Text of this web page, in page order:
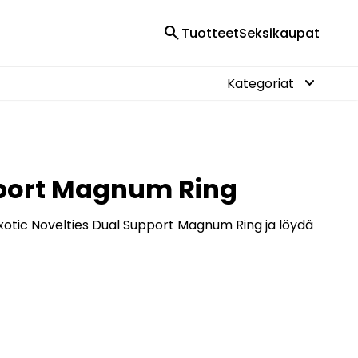
searchTuotteetSeksikaupat
Kategoriat keyboard_arrow_down
Magnum Ring
Novelties Dual Support Magnum Ring ja löydä